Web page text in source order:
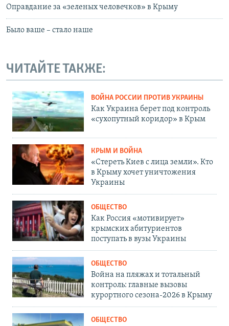
Оправдание за «зеленых человечков» в Крыму
Было ваше – стало наше
ЧИТАЙТЕ ТАКЖЕ:
ВОЙНА РОССИИ ПРОТИВ УКРАИНЫ
Как Украина берет под контроль
«сухопутный коридор» в Крым
КРЫМ И ВОЙНА
«Стереть Киев с лица земли». Кто
в Крыму хочет уничтожения
Украины
ОБЩЕСТВО
Как Россия «мотивирует»
крымских абитуриентов
поступать в вузы Украины
ОБЩЕСТВО
Война на пляжах и тотальный
контроль: главные вызовы
курортного сезона-2026 в Крыму
ОБЩЕСТВО